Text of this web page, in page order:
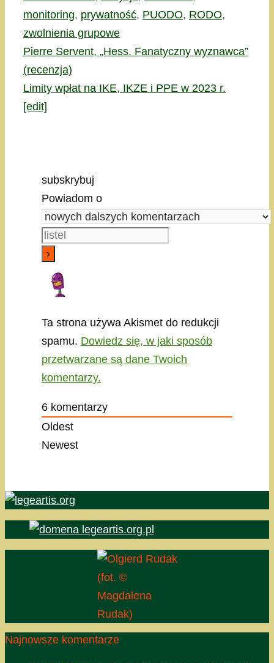
monitoring, prywatność, PUODO, RODO,
zwolnienia grupowe
Pierre Servent, „Hess. Fanatyczny wyznawca”
(recenzja)
Limity wpłat na IKE, IKZE i PPE w 2023 r.
[edit]
subskrybuj
Powiadom o
Ta strona używa Akismet do redukcji
spamu. Dowiedz się, w jaki sposób
przetwarzane są dane Twoich
komentarzy.
6 komentarzy
Oldest
Newest
(fot. ©
Magdalena
Rudak)
Najnowsze komentarze